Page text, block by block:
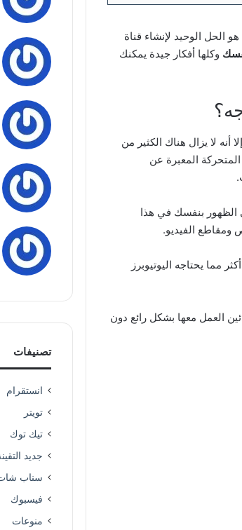
الحل الوحيد لإنشاء قناة
وكلها أفكار جيدة يمكنك
لا يزال هناك الكثير من
المعبرة عن
الظهور بنفسك في هذا
ومقاطع الفيديو.
مما يحتاجه اليوتيوبرز
العمل معها بشكل رائع دون
تصنيفات
انستقرام
تويتر
تيك توك
جديد
سناب
فيسبوك
منوعات